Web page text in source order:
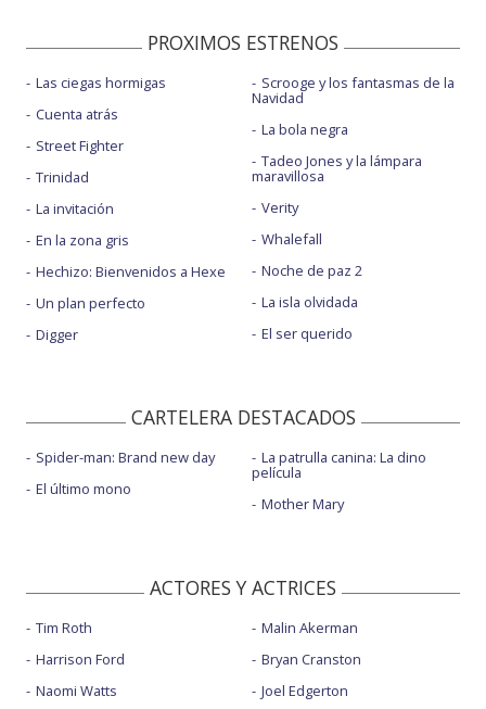
PROXIMOS ESTRENOS
Las ciegas hormigas
Cuenta atrás
Street Fighter
Trinidad
La invitación
En la zona gris
Hechizo: Bienvenidos a Hexe
Un plan perfecto
Digger
Scrooge y los fantasmas de la
Navidad
La bola negra
Tadeo Jones y la lámpara
maravillosa
Verity
Whalefall
Noche de paz 2
La isla olvidada
El ser querido
CARTELERA DESTACADOS
Spider-man: Brand new day
El último mono
La patrulla canina: La dino
película
Mother Mary
ACTORES Y ACTRICES
Tim Roth
Harrison Ford
Naomi Watts
Malin Akerman
Bryan Cranston
Joel Edgerton